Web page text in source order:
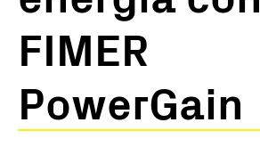
FIMER
PowerGain